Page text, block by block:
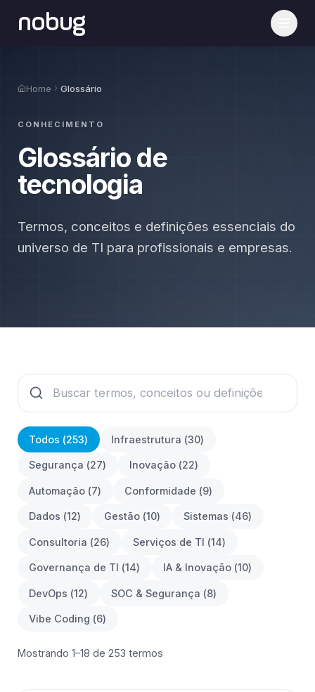
nobug
Home Glossário
CONHECIMENTO
Glossário de
tecnologia
Termos, conceitos e definições essenciais do
universo de TI para profissionais e empresas.
Todos (253) Infraestrutura (30)
Segurança (27) Inovação (22)
Automação (7) Conformidade (9)
Dados (12) Gestão (10) Sistemas (46)
Consultoria (26) Serviços de TI (14)
Governança de TI (14) IA & Inovação (10)
DevOps (12) SOC & Segurança (8)
Vibe Coding (6)
Mostrando 1–18 de 253 termos